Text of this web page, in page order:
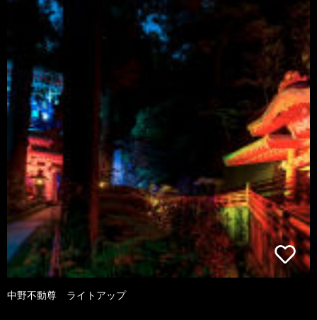
中野不動尊 ライトアップ